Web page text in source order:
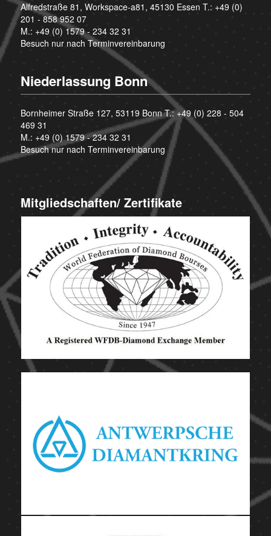
Alfredstraße 81, Workspace-a81, 45130 Essen T.: +49 (0)
201 - 858 952 07
M.: +49 (0) 1579 - 234 32 31
Besuch nur nach Terminvereinbarung
Niederlassung Bonn
Bornheimer Straße 127, 53119 Bonn T.:+49 (0) 228 - 504
469 31
M.: +49 (0) 1579 - 234 32 31
Besuch nur nach Terminvereinbarung
Mitgliedschaften/ Zertifikate